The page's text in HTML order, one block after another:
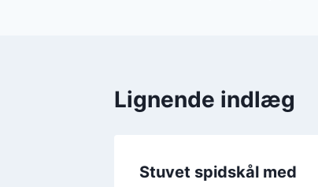
Lignende indlæg
Stuvet spidskål med